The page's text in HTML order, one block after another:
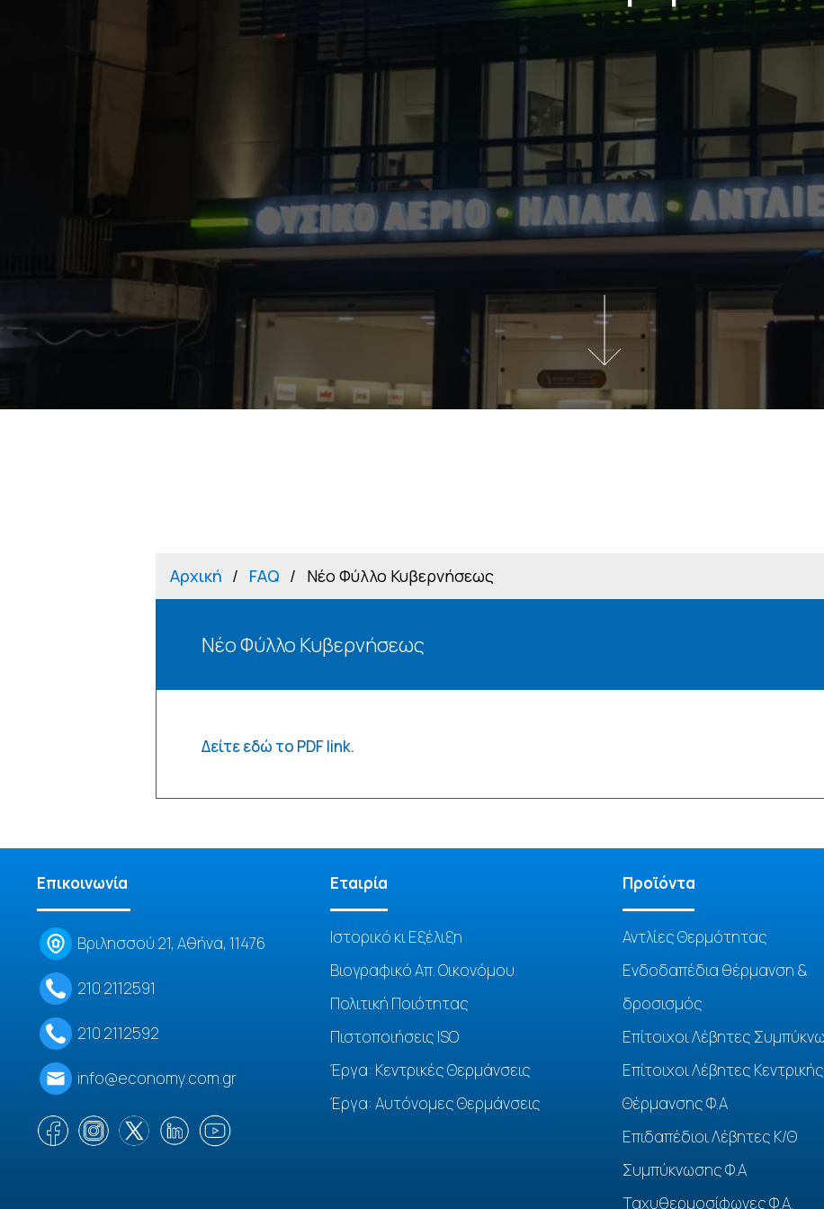
Αρχική FAQ Νέο Φύλλο Κυβερνήσεως
Νέο Φύλλο Κυβερνήσεως
Δείτε εδώ το PDF link.
Επικοινωνία
Βριλησσού 21, Αθήνα, 11476
210 2112591
210 2112592
info@economy.com.gr
Eταιρία
Ιστορικό κι Εξέλιξη
Βιογραφικό Απ. Οικονόμου
Πολιτική Ποιότητας
Πιστοποιήσεις ISO
Έργα: Κεντρικές Θερμάνσεις
Έργα: Αυτόνομες Θερμάνσεις
Προϊόντα
Αντλίες Θερμότητας
Ενδοδαπέδια θέρμανση &
δροσισμός
Επίτοιχοι Λέβητες
Επίτοιχοι Λέβητες Κεντρικής
Θέρμανσης Φ.Α
Επιδαπέδιοι Λέβητες Κ/Θ
Συμπύκνωσης Φ.Α
Ταχυθερμοσίφωνες Φ.Α.